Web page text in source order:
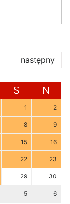
następny
S N
1 2
8 9
15 16
22 23
29 30
5 6